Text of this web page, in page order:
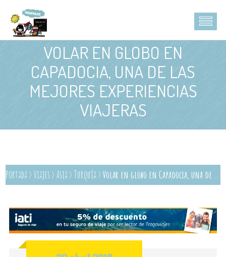
VOLAR EN GLOBO EN
CAPADOCIA, UNA DE LAS
MEJORES EXPERIENCIAS
VIAJERAS
Portada> Viajes > Asia>Turquía> Volar en globo en Capadocia, una de las mejores experiencias viajeras